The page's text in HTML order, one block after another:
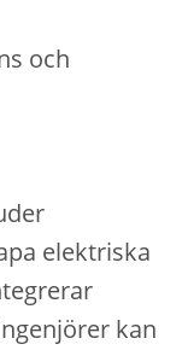
och
elektriska
kan